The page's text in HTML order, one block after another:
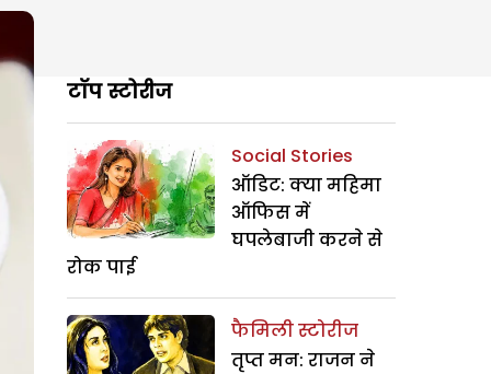
टॉप स्टोरीज
Social Stories
ऑडिट: क्या महिमा
ऑफिस में
घपलेबाजी करने से
रोक पाई
फैमिली स्टोरीज
तृप्त मन: राजन ने